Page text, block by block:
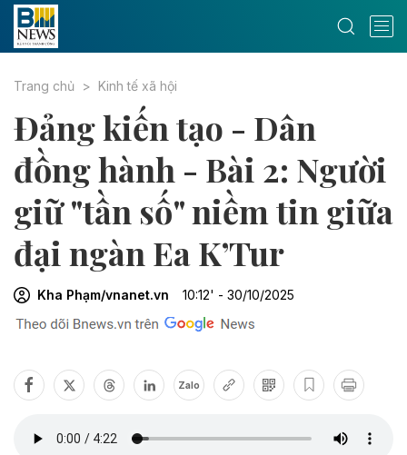
Trang chủ Kinh tế xã hội
Đảng kiến tạo - Dân
đồng hành - Bài 2: Người
giữ "tần số" niềm tin giữa
đại ngàn Ea K’Tur
Kha Phạm/vnanet.vn 10:12' - 30/10/2025
Zalo